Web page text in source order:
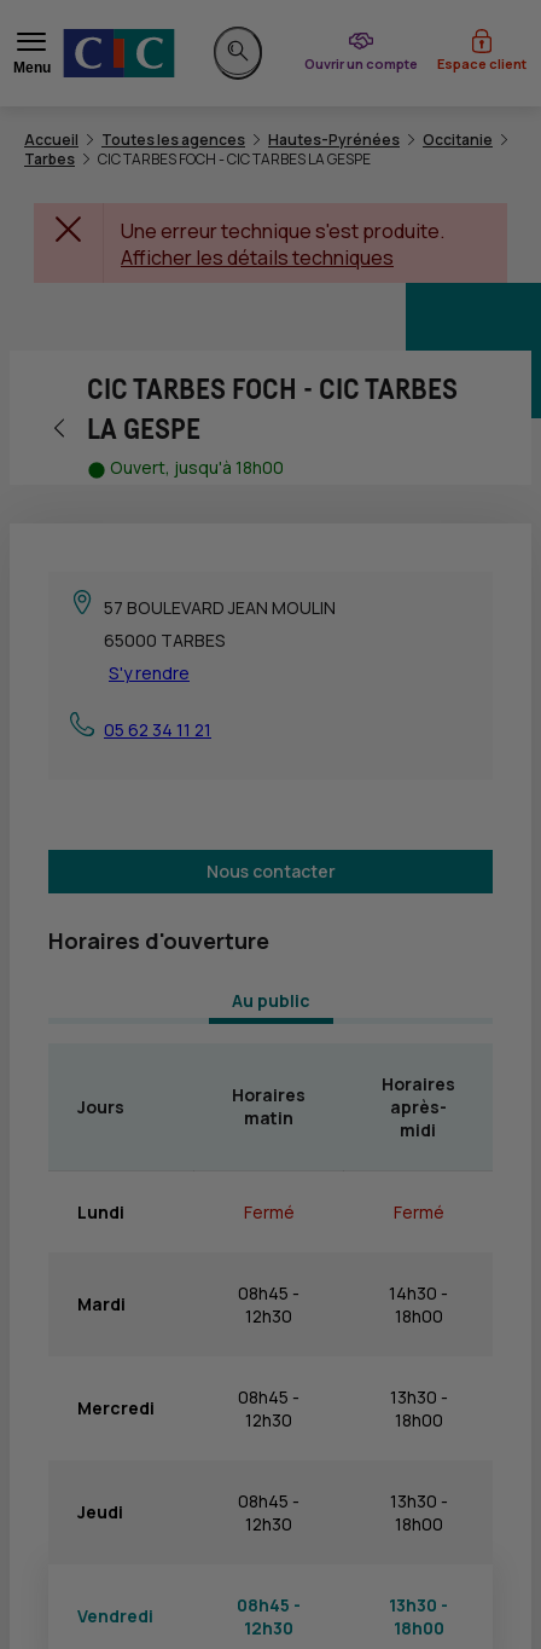
Menu
Rechercher sur le site
Ouvrir un compte
du CIC Espace client
Accueil Toutes les agences Hautes-Pyrénées
Occitanie
Tarbes
CIC TARBES FOCH - CIC TARBES LA GESPE
Une erreur technique s'est produite.
Afficher les détails techniques
Retour vers la page précédente
CIC TARBES FOCH - CIC TARBES
LA GESPE
Ouvert, jusqu'à 18h00
57 BOULEVARD JEAN MOULIN
65000 TARBES
S'y rendre
05 62 34 11 21
Nous contacter
Horaires d'ouverture
Au public
Jours
Horaires
matin
Horaires
après-
midi
Lundi Fermé Fermé
Mardi
08h45 -
12h30
14h30 -
18h00
Mercredi
08h45 -
12h30
13h30 -
18h00
Jeudi
08h45 -
12h30
13h30 -
18h00
Vendredi
08h45 -
12h30
13h30 -
18h00